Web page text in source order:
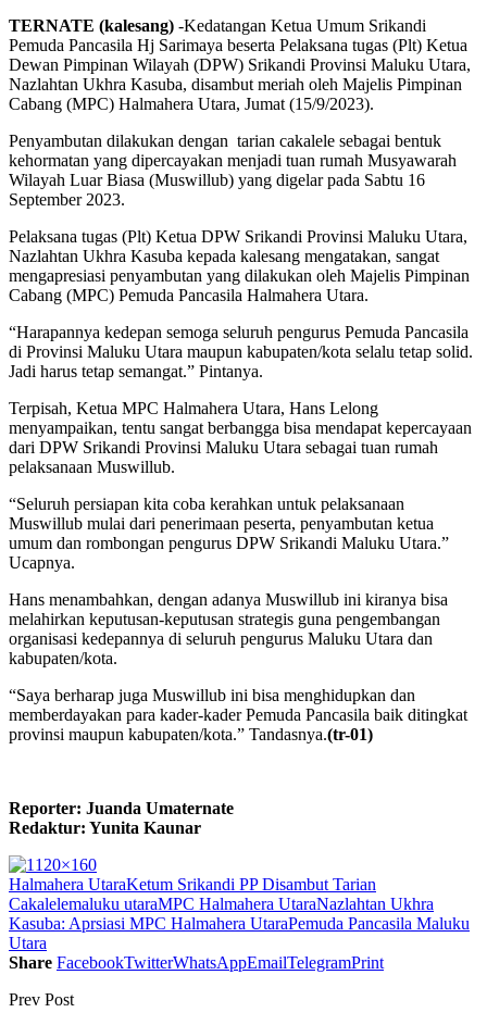
TERNATE (kalesang) -Kedatangan Ketua Umum Srikandi
Pemuda Pancasila Hj Sarimaya beserta Pelaksana tugas (Plt) Ketua
Dewan Pimpinan Wilayah (DPW) Srikandi Provinsi Maluku Utara,
Nazlahtan Ukhra Kasuba, disambut meriah oleh Majelis Pimpinan
Cabang (MPC) Halmahera Utara, Jumat (15/9/2023).
Penyambutan dilakukan dengan tarian cakalele sebagai bentuk
kehormatan yang dipercayakan menjadi tuan rumah Musyawarah
Wilayah Luar Biasa (Muswillub) yang digelar pada Sabtu 16
September 2023.
Pelaksana tugas (Plt) Ketua DPW Srikandi Provinsi Maluku Utara,
Nazlahtan Ukhra Kasuba kepada kalesang mengatakan, sangat
mengapresiasi penyambutan yang dilakukan oleh Majelis Pimpinan
Cabang (MPC) Pemuda Pancasila Halmahera Utara.
“Harapannya kedepan semoga seluruh pengurus Pemuda Pancasila
di Provinsi Maluku Utara maupun kabupaten/kota selalu tetap solid.
Jadi harus tetap semangat.” Pintanya.
Terpisah, Ketua MPC Halmahera Utara, Hans Lelong
menyampaikan, tentu sangat berbangga bisa mendapat kepercayaan
dari DPW Srikandi Provinsi Maluku Utara sebagai tuan rumah
pelaksanaan Muswillub.
“Seluruh persiapan kita coba kerahkan untuk pelaksanaan
Muswillub mulai dari penerimaan peserta, penyambutan ketua
umum dan rombongan pengurus DPW Srikandi Maluku Utara.”
Ucapnya.
Hans menambahkan, dengan adanya Muswillub ini kiranya bisa
melahirkan keputusan-keputusan strategis guna pengembangan
organisasi kedepannya di seluruh pengurus Maluku Utara dan
kabupaten/kota.
“Saya berharap juga Muswillub ini bisa menghidupkan dan
memberdayakan para kader-kader Pemuda Pancasila baik ditingkat
provinsi maupun kabupaten/kota.” Tandasnya.(tr-01)
Reporter: Juanda Umaternate
Redaktur: Yunita Kaunar
Halmahera UtaraKetum Srikandi PP Disambut Tarian
Cakalelemaluku utaraMPC Halmahera UtaraNazlahtan Ukhra
Kasuba: Aprsiasi MPC Halmahera UtaraPemuda Pancasila Maluku
Utara
Share FacebookTwitterWhatsAppEmailTelegramPrint
Prev Post